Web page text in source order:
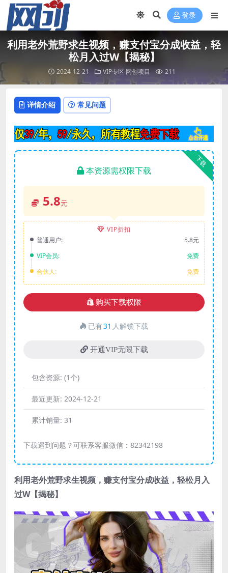
登录
利用老外荒野求生视频，赚支付宝分成收益，轻
松月入过W【揭秘】
2024-12-21 VIP专区 网创项目 211
详情介绍 常见问题
下载
本资源需权限下载
5.8元
VIP折扣
普通用户:
5.8元
VIP会员:
免费
合伙人:
免费
购买下载权限
已有31 人解锁下载
开通VIP无限下载
包含资源: (1个)
最近更新: 2024-12-21
累计销量: 31
下载遇到问题？可联系客服微信：82342198
利用老外荒野求生视频，赚支付宝分成收益，轻松月入
过W【揭秘】